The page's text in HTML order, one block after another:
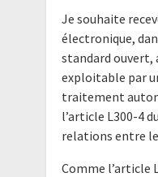
Je souhaite
électronique,
standard
exploitable par
traitement
l’article L300-4
relations entre
Comme l’article